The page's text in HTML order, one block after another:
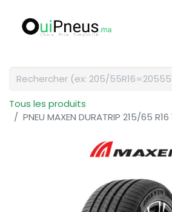
Tous les produits
PNEU MAXEN DURATRIP 215/65 R16